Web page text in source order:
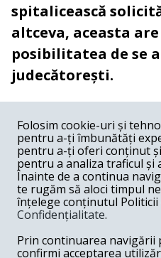
spitalicească
altceva, aceasta
posibilitatea de se
judecătorești.
COMENTARII
Nume
Email
Folosim cookie-uri și
pentru a-ți îmbunătăți
pentru a-ți oferi conținut
pentru a analiza traficul și
Înainte de a continua
te rugăm să aloci timpul
înțelege conținutul Politicii
Confidențialitate.
Prin continuarea navigării
confirmi acceptarea